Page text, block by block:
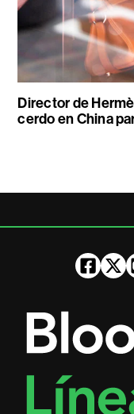
Director de
cerdo en China